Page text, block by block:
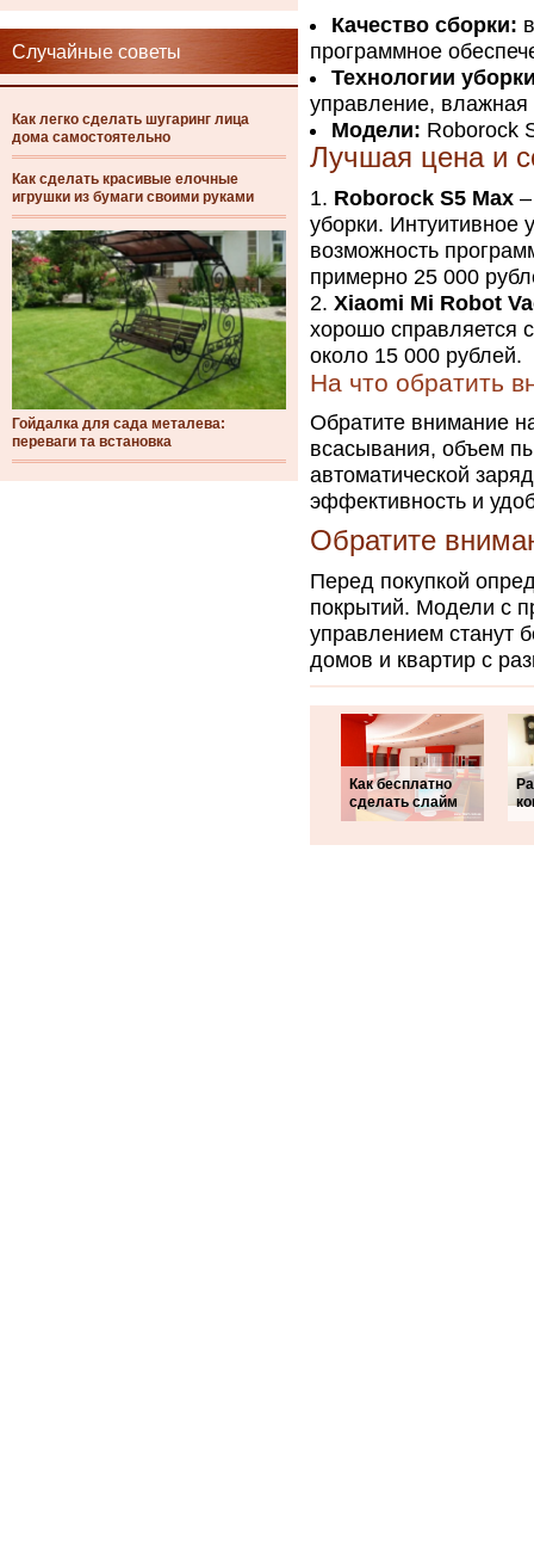
Случайные советы
Как легко сделать шугаринг лица
дома самостоятельно
Как сделать красивые елочные
игрушки из бумаги своими руками
Гойдалка для сада металева:
переваги та встановка
Качество сборки:
программное
Технологии
управление, влажная
Модели: Roborock
Лучшая цена и
Roborock S5 Max
уборки. Интуитивное
возможность
примерно 25 000
Xiaomi Mi Robot
хорошо справляется
около 15 000 рублей.
На что обратить
Обратите внимание
всасывания, объем
автоматической
эффективность и
Обратите
Перед покупкой
покрытий. Модели с
управлением станут
домов и квартир с
Как бесплатно
сделать слайм